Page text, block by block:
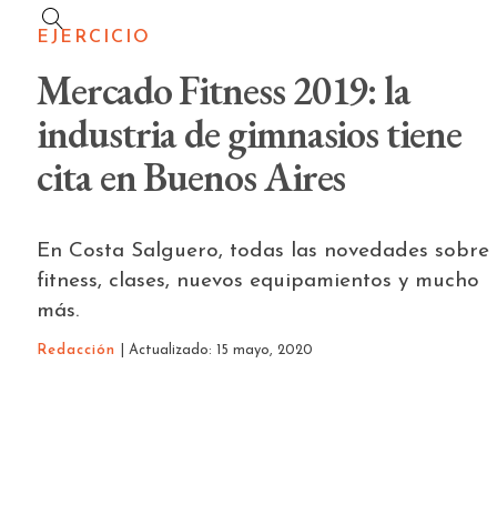
EJERCICIO
Mercado Fitness 2019: la
industria de gimnasios tiene
cita en Buenos Aires
En Costa Salguero, todas las novedades sobre
fitness, clases, nuevos equipamientos y mucho
más.
Redacción | Actualizado: 15 mayo, 2020